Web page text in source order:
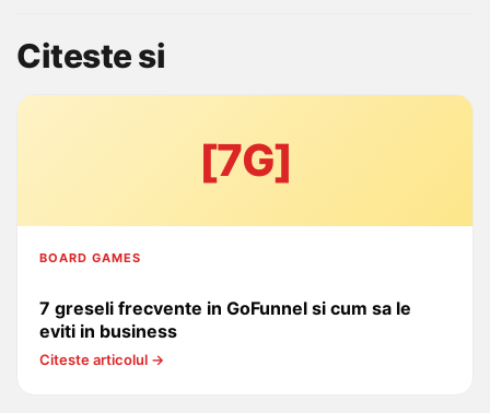
Citeste si
[7G]
BOARD GAMES
7 greseli frecvente in GoFunnel si cum sa le
eviti in business
Citeste articolul →